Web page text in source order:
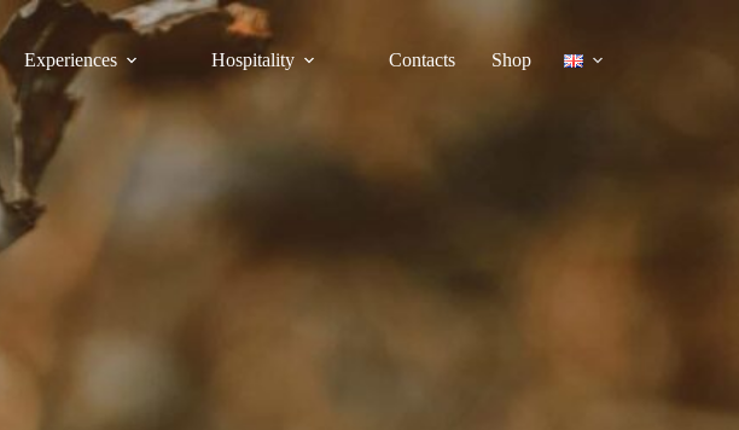
Experiences Hospitality Contacts Shop